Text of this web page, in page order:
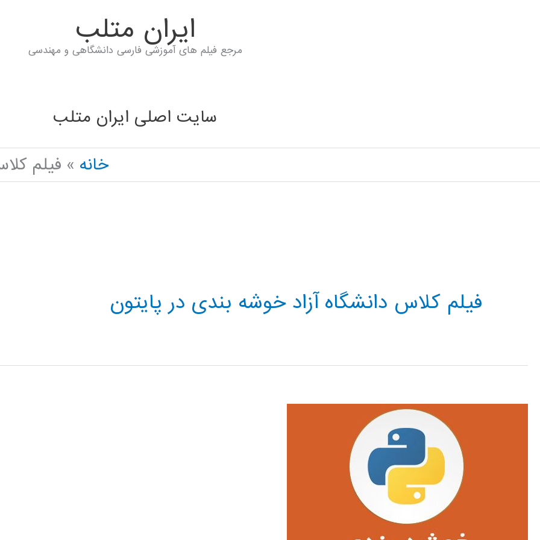
ايران متلب
مرجع فیلم های آموزشی فارسی دانشگاهی و مهندسی
سایت اصلی ایران متلب
خانه
فیلم
فیلم کلاس دانشگاه آزاد خوشه بندی در پایتون